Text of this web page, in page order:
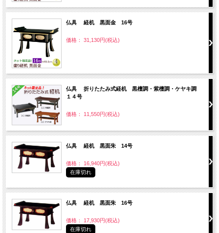
仏具 経机 黒面金 16号
価格： 31,130円(税込)
仏具 折りたたみ式経机 黒檀調・紫檀調・ケヤキ調
１４号
価格： 11,550円(税込)
仏具 経机 黒面朱 14号
価格： 16,940円(税込)
在庫切れ
仏具 経机 黒面朱 16号
価格： 17,930円(税込)
在庫切れ